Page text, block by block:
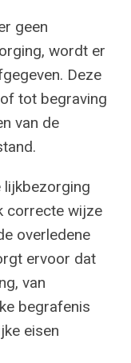
geen
wordt er
Deze
tot begraving
van de
correcte wijze
overledene
ervoor dat
van
begrafenis
eisen